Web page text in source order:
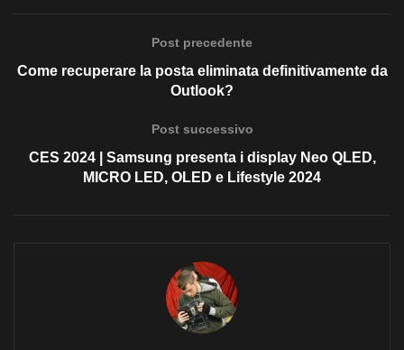
Post precedente
Come recuperare la posta eliminata definitivamente da
Outlook?
Post successivo
CES 2024 | Samsung presenta i display Neo QLED,
MICRO LED, OLED e Lifestyle 2024